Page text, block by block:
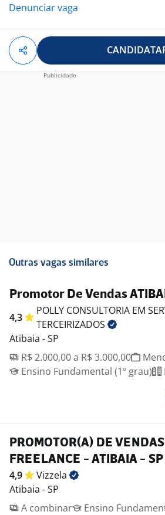
Denunciar vaga
Outras vagas similares
Promotor De Vendas
4,3
POLLY CONSULTORIA EM
TERCEIRIZADOS
Atibaia - SP
R$ 2.000,00 a R$ 3.000,00
Ensino Fundamental (1º grau)
PROMOTOR(A) DE
FREELANCE - ATIBAIA - SP
4,9
Vizzela
Atibaia - SP
A combinar
Ensino